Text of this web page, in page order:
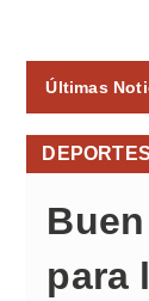
Últimas
DEPORTES
para